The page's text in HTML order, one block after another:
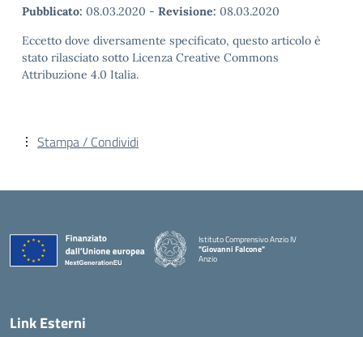
Pubblicato: 08.03.2020 - Revisione: 08.03.2020
Eccetto dove diversamente specificato, questo articolo è
stato rilasciato sotto Licenza Creative Commons
Attribuzione 4.0 Italia.
Stampa / Condividi
Istituto Comprensivo Anzio IV
"Giovanni Falcone"
Anzio
Link Esterni